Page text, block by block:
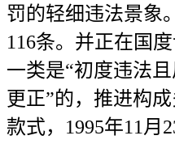
罚的轻细违法景象
116条。并正在国
一类是“初度违法
更正”的，推进构
款式，1995年11月